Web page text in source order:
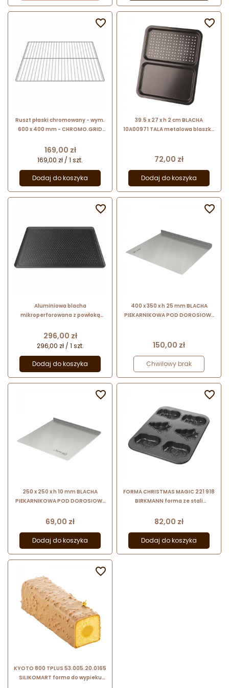
Ruszt płaski chromowany - wym.
600 x 400 mm - CHROMO.GRID
Cena
169,00 zł
169,00 zł / 1 szt.
Dodaj do koszyka

39.5 x 27 x h 2 cm BLACHA
10A00971 TALA metalowa blaszka
Cena
72,00 zł
Dodaj do koszyka

Aluminiowa blacha
mikroperforowana z powłoką
400 mm - FORO.BLACK TG430
Unox
Cena
296,00 zł
296,00 zł / 1 szt.
Dodaj do koszyka

400 x 350 x h 25 mm BLACHA
PIEKARNIKOWA POD DOROSIOWE
Cena
150,00 zł
Chwilowy brak

250 x 250 x h 10 mm BLACHA
PIEKARNIKOWA POD DOROSIOWE
jednostronnym rantem
Cena
69,00 zł
Dodaj do koszyka

FORMA CHRISTMAS MAGIC 221 918
BIRKMANN forma ze stali
wypieków
Cena
82,00 zł
Dodaj do koszyka

KYOTO 800 TPLUS 53.005.20.0165
SILIKOMART forma do wypieku
